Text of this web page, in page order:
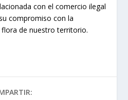
con el comercio ilegal
compromiso con la
de nuestro territorio.